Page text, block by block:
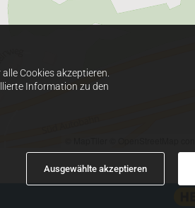
Cookies akzeptieren.
Information zu den
Ausgewählte akzeptieren